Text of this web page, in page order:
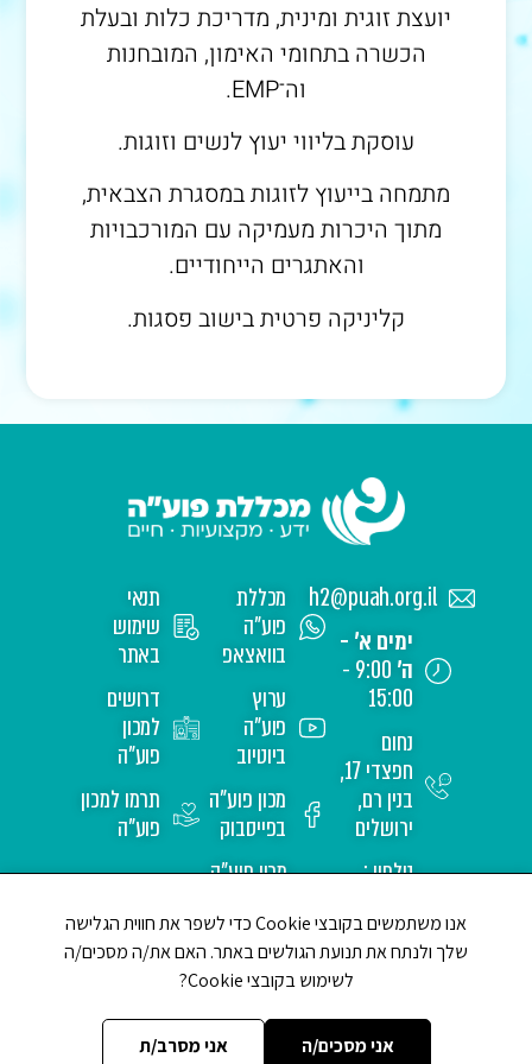
יועצת זוגית ומינית, מדריכת כלות ובעלת
הכשרה בתחומי האימון, המובחנות
וה־EMP.
עוסקת בליווי יעוץ לנשים וזוגות.
מתמחה בייעוץ לזוגות במסגרת הצבאית,
מתוך היכרות מעמיקה עם המורכבויות
והאתגרים הייחודיים.
קליניקה פרטית בישוב פסגות.
h2@puah.org.il
ימים א' -
ה'
9:00 -
15:00
נחום
חפצדי 17,
בנין רם,
ירושלים
טלפון :
6517171
מכללת
פוע"ה
בוואצאפ
ערוץ
פוע"ה
ביוטיוב
מכון פוע"ה
בפייסבוק
מכון פוע"ה
תנאי
שימוש
באתר
דרושים
למכון
פוע"ה
תרמו למכון
פוע"ה
אנו משתמשים בקובצי Cookie כדי לשפר את חווית הגלישה
שלך ולנתח את תנועת הגולשים באתר. האם את/ה מסכים/ה
לשימוש בקובצי Cookie?
אני מסכים/ה אני מסרב/ת